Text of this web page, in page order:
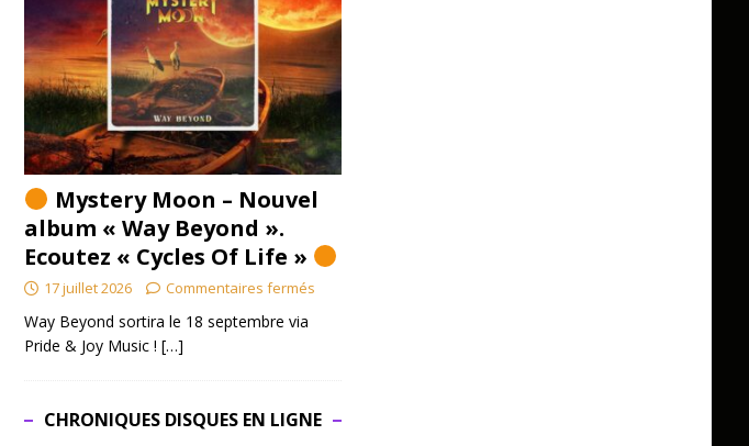
Mystery Moon – Nouvel
album « Way Beyond ».
Ecoutez « Cycles Of Life »
17 juillet 2026 Commentaires fermés
Way Beyond sortira le 18 septembre via
Pride & Joy Music ! […]
CHRONIQUES DISQUES EN LIGNE